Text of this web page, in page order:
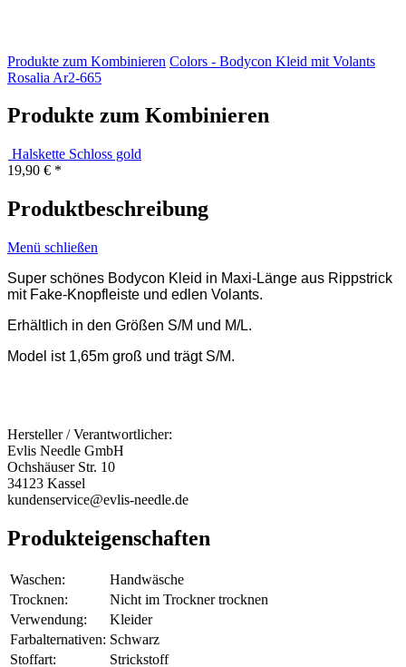
Produkte zum Kombinieren Colors - Bodycon Kleid mit Volants
Rosalia Ar2-665
Produkte zum Kombinieren
Halskette Schloss gold
19,90 € *
Produktbeschreibung
Menü schließen
Super schönes Bodycon Kleid in Maxi-Länge aus Rippstrick
mit Fake-Knopfleiste und edlen Volants.
Erhältlich in den Größen S/M und M/L.
Model ist 1,65m groß und trägt S/M.
Hersteller / Verantwortlicher:
Evlis Needle GmbH
Ochshäuser Str. 10
34123 Kassel
kundenservice@evlis-needle.de
Produkteigenschaften
Waschen:
Handwäsche
Trocknen:
Nicht im Trockner trocknen
Verwendung:
Kleider
Farbalternativen: Schwarz
Stoffart:
Strickstoff